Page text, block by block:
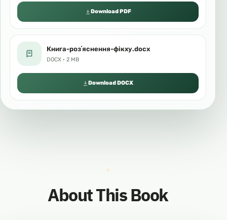
Download PDF
Книга-розʼяснення-фікху.docx
DOCX · 2 MB
Download DOCX
About This Book